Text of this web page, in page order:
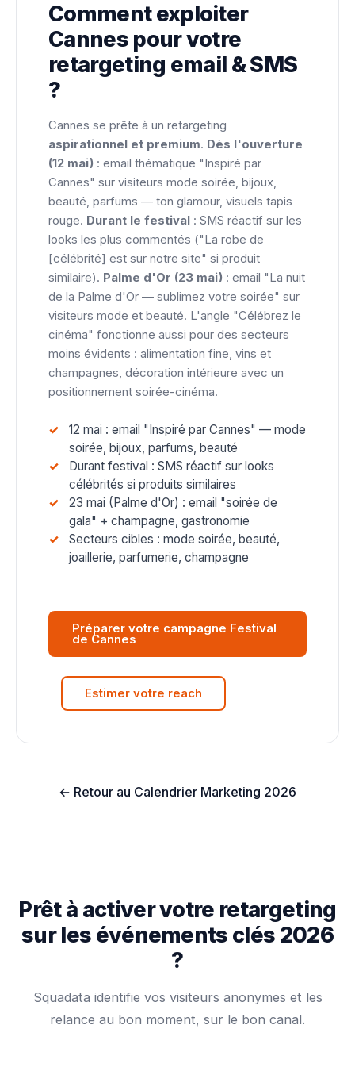
Comment exploiter
Cannes pour votre
retargeting email & SMS
?
Cannes se prête à un retargeting
aspirationnel et premium. Dès l'ouverture
(12 mai) : email thématique "Inspiré par
Cannes" sur visiteurs mode soirée, bijoux,
beauté, parfums — ton glamour, visuels tapis
rouge. Durant le festival : SMS réactif sur les
looks les plus commentés ("La robe de
[célébrité] est sur notre site" si produit
similaire). Palme d'Or (23 mai) : email "La nuit
de la Palme d'Or — sublimez votre soirée" sur
visiteurs mode et beauté. L'angle "Célébrez le
cinéma" fonctionne aussi pour des secteurs
moins évidents : alimentation fine, vins et
champagnes, décoration intérieure avec un
positionnement soirée-cinéma.
12 mai : email "Inspiré par Cannes" — mode
soirée, bijoux, parfums, beauté
Durant festival : SMS réactif sur looks
célébrités si produits similaires
23 mai (Palme d'Or) : email "soirée de
gala" + champagne, gastronomie
Secteurs cibles : mode soirée, beauté,
joaillerie, parfumerie, champagne
Préparer votre campagne Festival
de Cannes
Estimer votre reach
← Retour au Calendrier Marketing 2026
Prêt à activer votre retargeting
sur les événements clés 2026
?
Squadata identifie vos visiteurs anonymes et les
relance au bon moment, sur le bon canal.